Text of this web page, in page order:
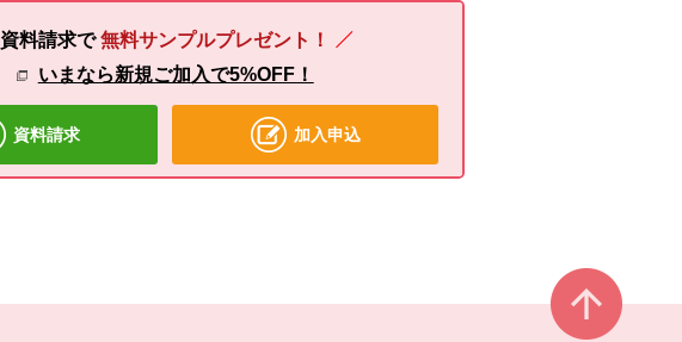
資料請求で無料サンプルプレゼント！
いまなら新規ご加入で5%OFF！
資料請求 加入申込